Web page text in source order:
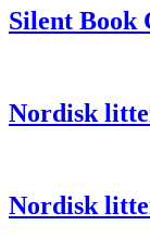
Silent Book
Nordisk
Nordisk